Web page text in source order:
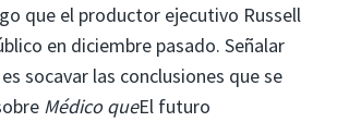
que el productor ejecutivo Russell
en diciembre pasado. Señalar
socavar las conclusiones que se
Médico queEl futuro